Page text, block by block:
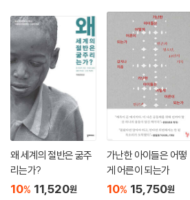
오늘날 한국의 세대 내 불평등과 세대 간 불평
되어 있다. 연공제로 인해 세대 간, 연령 간 불
향유할 수 있는 정규직과 그렇지 못한 비정규
기 때문이다. 비정규직 노동운동의 정규직화
공제의 적용이다. 젊은 청년들은 연공제 혜택
0세 혹은 65세까지 누릴 수 있는 직장에 들어
비한다. 이쯤 되면 연공제 공화국이라 부를 만
--- p.316~17, 「5장 연공제와 공정성의 위기
우리는 21세기에 벼농사 국가체제의 유산의
다. 재난 시기에는 너무도 효율적으로 일하는
왜 세계의 절반은 굶주
리는가?
10% 11,520원
가난한 아이들은 어떻
게 어른이 되는가
10% 15,750원